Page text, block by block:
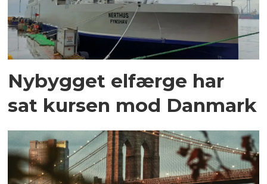
Nybygget elfærge har
sat kursen mod Danmark